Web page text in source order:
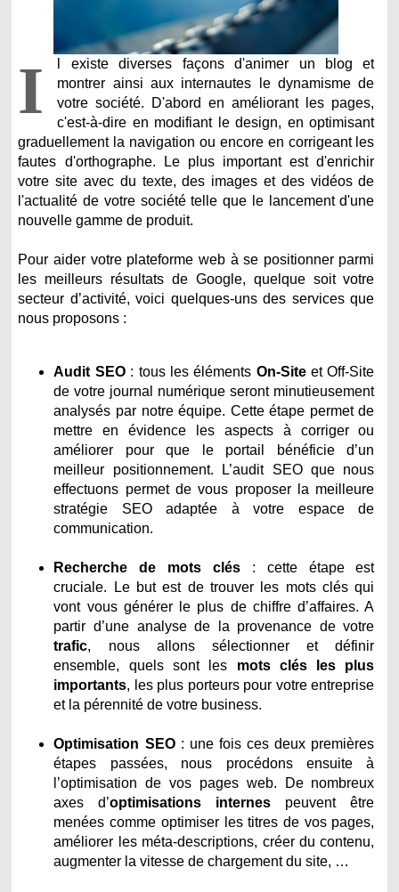
I
l existe diverses façons d'animer un blog et
montrer ainsi aux internautes le dynamisme de
votre société. D'abord en améliorant les pages,
c'est-à-dire en modifiant le design, en optimisant
graduellement la navigation ou encore en corrigeant les
fautes d'orthographe. Le plus important est d'enrichir
votre site avec du texte, des images et des vidéos de
l'actualité de votre société telle que le lancement d'une
nouvelle gamme de produit.
Pour aider votre plateforme web à se positionner parmi
les meilleurs résultats de Google, quelque soit votre
secteur d’activité, voici quelques-uns des services que
nous proposons :
Audit SEO: tous les éléments On-Siteet Off-Site
de votre journal numérique seront minutieusement
analysés par notre équipe. Cette étape permet de
mettre en évidence les aspects à corriger ou
améliorer pour que le portail bénéficie d’un
meilleur positionnement. L’audit SEO que nous
effectuons permet de vous proposer la meilleure
stratégie SEO adaptée à votre espace de
communication.
Recherche de mots clés : cette étape est
cruciale. Le but est de trouver les mots clés qui
vont vous générer le plus de chiffre d’affaires. A
partir d’une analyse de la provenance de votre
trafic, nous allons sélectionner et définir
ensemble, quels sont les mots clés les plus
importants, les plus porteurs pour votre entreprise
et la pérennité de votre business.
Optimisation SEO: une fois ces deux premières
étapes passées, nous procédons ensuite à
l’optimisation de vos pages web. De nombreux
axes d’optimisations internes peuvent être
menées comme optimiser les titres de vos pages,
améliorer les méta-descriptions, créer du contenu,
augmenter la vitesse de chargement du site, …